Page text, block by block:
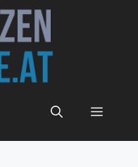
Menü